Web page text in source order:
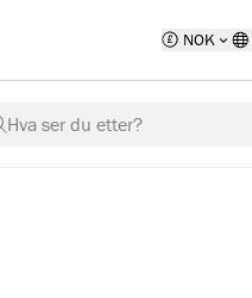
NOK
Hva ser du etter?